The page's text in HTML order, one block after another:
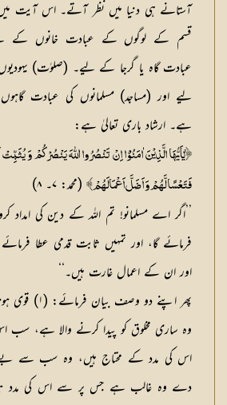
آستانے ہی دنیا میں نظر آتے۔ اس آیت
قسم کے لوگوں کے عبادت خانوں کے
عبادت گاہ یا گرجا کے لیے۔ (صلوٰت)
لیے اور (مساجد) مسلمانوں کی عبادت
ہے۔ ارشاد باری تعالیٰ ہے:
﴿يٰۤاَيُّهَا الَّذِيْنَ اٰمَنُوْۤا اِنْ تَنْصُرُوا اللّٰهَ يَنْصُرْكُمْ وَ
فَتَعْسًا لَّهُمْ وَ اَضَلَّ اَعْمَالَهُمْ﴾ (محمد: ۷۔ ۸)
’’اگر اے مسلمانو! تم اللہ کے دین کی امداد
فرمائے گا، اور تمہیں ثابت قدمی عطا
اور ان کے اعمال غارت ہیں۔‘‘
وہ ساری مخلوق کو پیدا کرنے والا ہے،
اس کی مدد کے محتاج ہیں، وہ سب سے بے
دے وہ غالب ہے جس پر سے اس کی مدد